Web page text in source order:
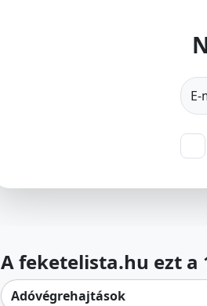
E-
A feketelista.hu ezt
Adóvégrehajtások